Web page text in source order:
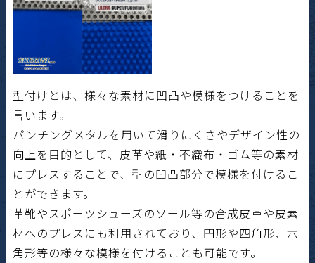
型付けとは、様々な素材に凹凸や模様をつけることを
言います。
パンチングメタルを用いて滑りにくさやデザイン性の
向上を目的として、皮革や紙・不織布・ゴム等の素材
にプレスすることで、型の凹凸部分で模様を付けるこ
とができます。
革靴やスポーツシューズのソール等の合成皮革や皮素
材へのプレスにも利用されており、円形や四角形、六
角形等の様々な模様を付けることも可能です。